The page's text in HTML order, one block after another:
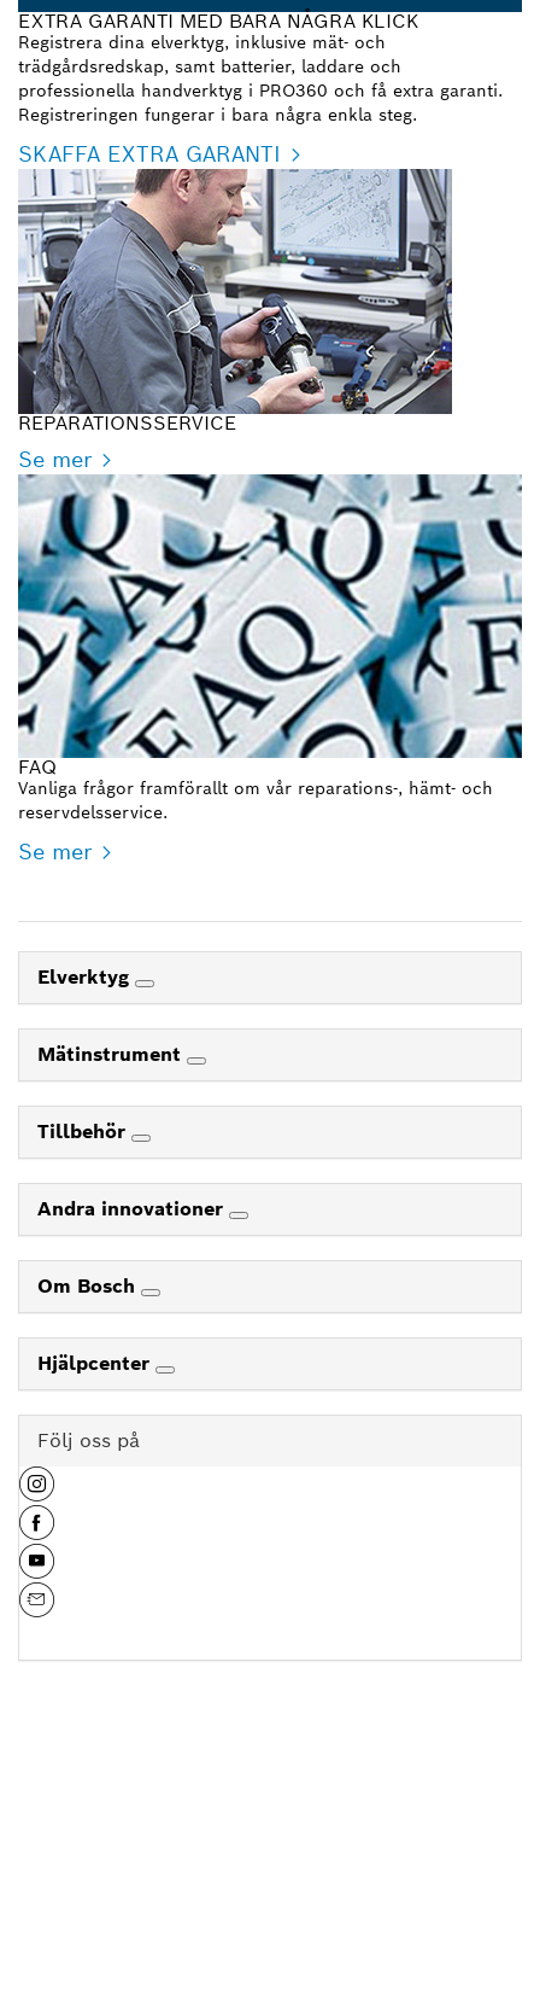
EXTRA GARANTI MED BARA NÅGRA KLICK
Registrera dina elverktyg, inklusive mät- och
trädgårdsredskap, samt batterier, laddare och
professionella handverktyg i PRO360 och få extra garanti.
Registreringen fungerar i bara några enkla steg.
SKAFFA EXTRA GARANTI
REPARATIONSSERVICE
Se mer
FAQ
Vanliga frågor framförallt om vår reparations-, hämt- och
reservdelsservice.
Se mer
Elverktyg
Mätinstrument
Tillbehör
Andra innovationer
Om Bosch
Hjälpcenter
Följ oss på